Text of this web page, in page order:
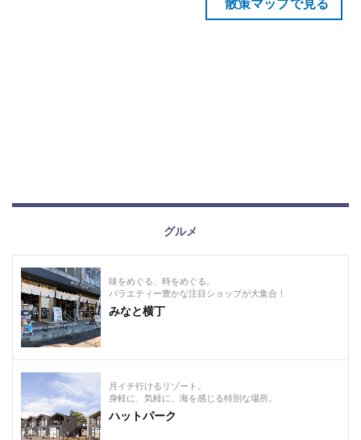
散策マップで見る
グルメ
味をめぐる、時をめぐる。
バラエティー豊かな注目ショップが大集合！
みなと横丁
月イチ行けるリゾート。
身軽に、気軽に、海を感じる特別な場所。
ハットパーク